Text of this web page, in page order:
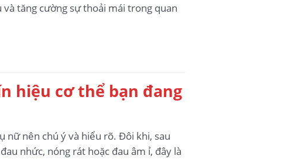
tăng cường sự thoải mái trong quan
hiệu cơ thể bạn đang
nữ nên chú ý và hiểu rõ. Đôi khi, sau
nhức, nóng rát hoặc đau âm ỉ, đây là